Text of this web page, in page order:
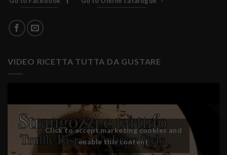
VIDEO RICETTA TUTTA DA GUSTARE
Click to accept marketing cookies and
enable this content